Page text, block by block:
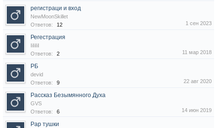
регистраци и вход
NewMoonSkillet
Ответов:
12 1 сен 2023
Регестрация
IiIiIiI
Ответов:
2 11 мар 2018
РБ
devid
Ответов:
9 22 авг 2020
Рассказ Безымянного Духа
GVS
Ответов:
6 14 июн 2019
Рар тушки